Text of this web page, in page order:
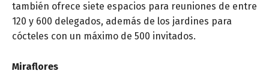
también ofrece siete espacios para reuniones de entre
120 y 600 delegados, además de los jardines para
cócteles con un máximo de 500 invitados.
Miraflores